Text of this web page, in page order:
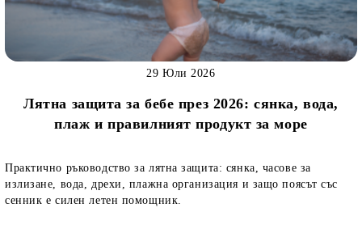
Лятна защита за бебе през 2026: сянка, вода,
плаж и правилният продукт за море
29 Юли 2026
Практично ръководство за лятна защита: сянка, часове за
излизане, вода, дрехи, плажна организация и защо поясът със
сенник е силен летен помощник.